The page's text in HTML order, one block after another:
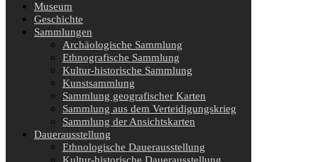
Museum
Geschichte
Sammlungen
Archäologische Sammlung
Ethnografische Sammlung
Kultur-historische Sammlung
Kunstsammlung
Sammlung geografischer Karten
Sammlung aus dem Verteidigungskrieg
Sammlung der Ansichtskarten
Dauerausstellung
Ethnologische Dauerausstellung